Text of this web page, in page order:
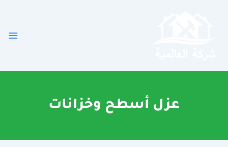
عزل أسطح وخزانات